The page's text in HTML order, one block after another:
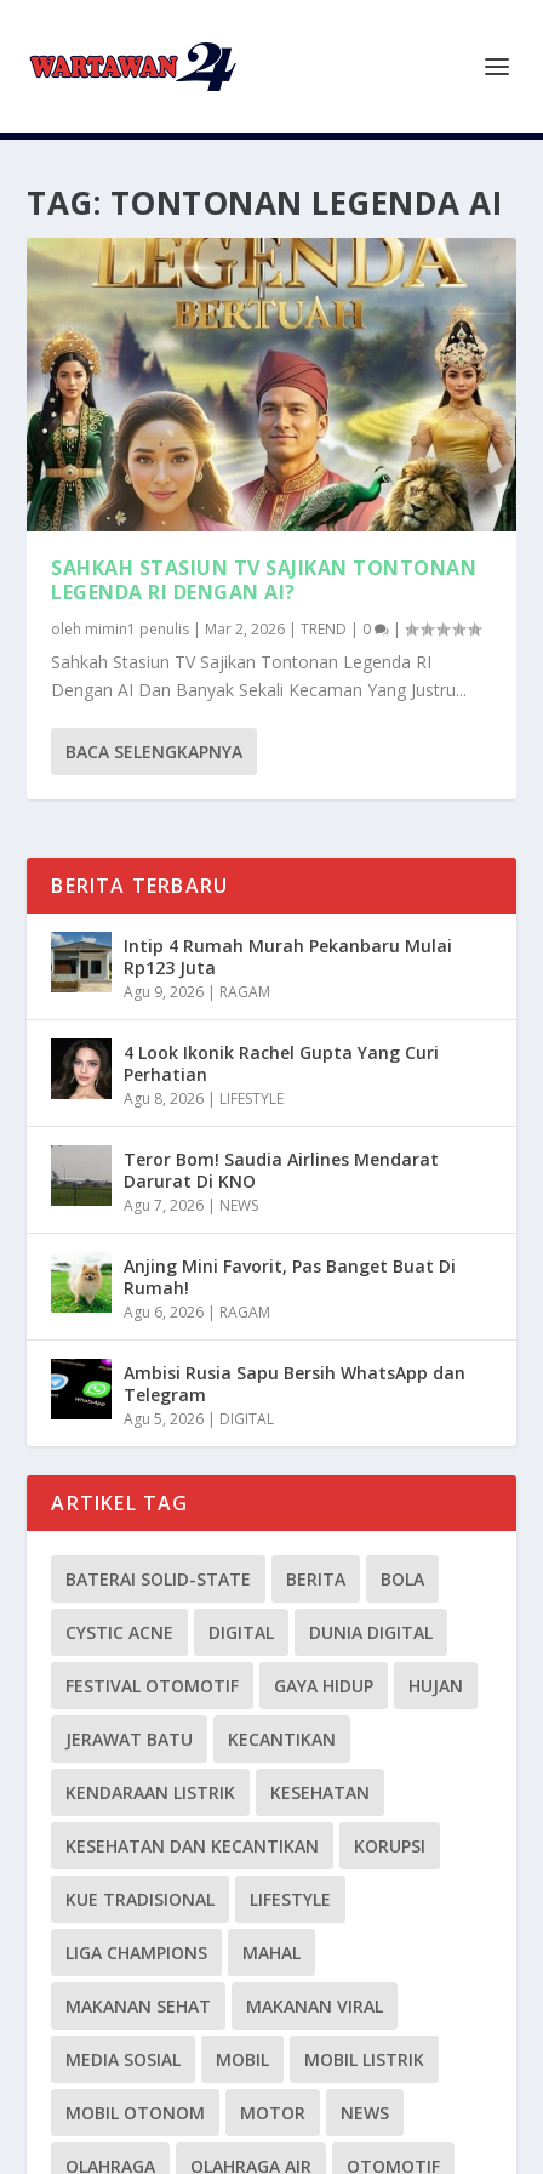
TAG: TONTONAN LEGENDA AI
SAHKAH STASIUN TV SAJIKAN TONTONAN
LEGENDA RI DENGAN AI?
oleh mimin1 penulis | Mar 2, 2026 |TREND | 0 |
Sahkah Stasiun TV Sajikan Tontonan Legenda RI
Dengan AI Dan Banyak Sekali Kecaman Yang Justru...
BACA SELENGKAPNYA
BERITA TERBARU
Intip 4 Rumah Murah Pekanbaru Mulai
Rp123 Juta
Agu 9, 2026 | RAGAM
4 Look Ikonik Rachel Gupta Yang Curi
Perhatian
Agu 8, 2026 | LIFESTYLE
Teror Bom! Saudia Airlines Mendarat
Darurat Di KNO
Agu 7, 2026 | NEWS
Anjing Mini Favorit, Pas Banget Buat Di
Rumah!
Agu 6, 2026 | RAGAM
Ambisi Rusia Sapu Bersih WhatsApp dan
Telegram
Agu 5, 2026 | DIGITAL
ARTIKEL TAG
BATERAI SOLID-STATE BERITA BOLA
CYSTIC ACNE DIGITAL DUNIA DIGITAL
FESTIVAL OTOMOTIF GAYA HIDUP HUJAN
JERAWAT BATU KECANTIKAN
KENDARAAN LISTRIK KESEHATAN
KESEHATAN DAN KECANTIKAN KORUPSI
KUE TRADISIONAL LIFESTYLE
LIGA CHAMPIONS MAHAL
MAKANAN SEHAT MAKANAN VIRAL
MEDIA SOSIAL MOBIL MOBIL LISTRIK
MOBIL OTONOM MOTOR NEWS
OLAHRAGA OLAHRAGA AIR OTOMOTIF